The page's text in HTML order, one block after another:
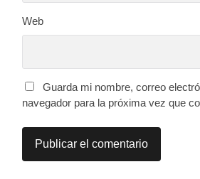
Web
Guarda mi nombre, correo
navegador para la próxima vez que